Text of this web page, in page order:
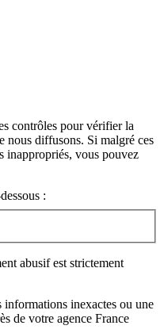
contrôles pour vérifier la
nous diffusons. Si malgré ces
inappropriés, vous pouvez
:
abusif est strictement
informations inexactes ou une
de votre agence France